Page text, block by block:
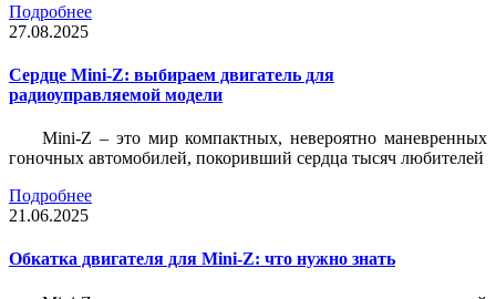
Подробнее
27.08.2025
Сердце Mini-Z: выбираем двигатель для
радиоуправляемой модели
Mini-Z – это мир компактных, невероятно маневренных
гоночных автомобилей, покоривший сердца тысяч любителей
Подробнее
21.06.2025
Обкатка двигателя для Mini-Z: что нужно знать